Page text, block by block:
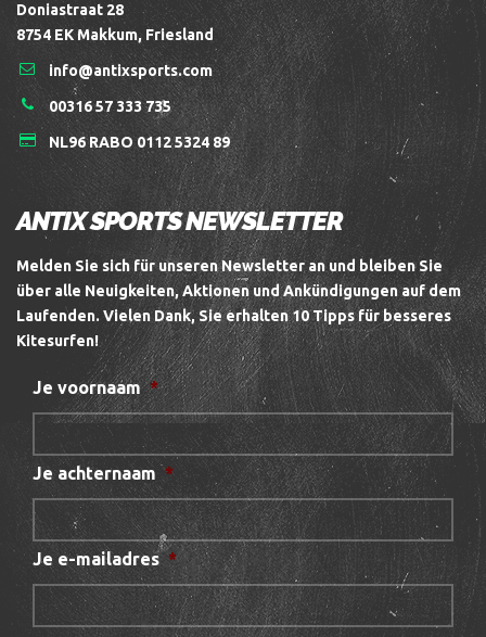
Doniastraat 28
8754 EK Makkum, Friesland
info@antixsports.com
00316 57 333 735
NL96 RABO 0112 5324 89
ANTIX SPORTS NEWSLETTER
Melden Sie sich für unseren Newsletter an und bleiben Sie
über alle Neuigkeiten, Aktionen und Ankündigungen auf dem
Laufenden. Vielen Dank, Sie erhalten 10 Tipps für besseres
Kitesurfen!
Je voornaam *
Je achternaam *
Je e-mailadres *